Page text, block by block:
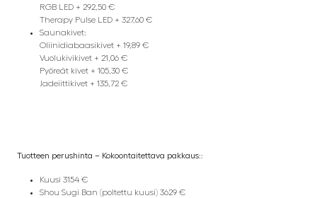
RGB LED + 292,50 €
Therapy Pulse LED + 327,60 €
Saunakivet:
Oliinidiabaasikivet + 19,89 €
Vuolukivikivet + 21,06 €
Pyöreät kivet + 105,30 €
Jadeiittikivet + 135,72 €
Tuotteen perushinta – Kokoontaitettava pakkaus::
Kuusi 3154 €
Shou Sugi Ban (poltettu kuusi) 3629 €